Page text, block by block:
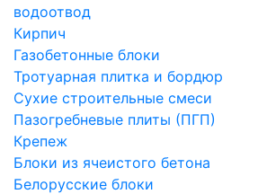
водоотвод
Кирпич
Газобетонные блоки
Тротуарная плитка и бордюр
Сухие строительные смеси
Пазогребневые плиты (ПГП)
Крепеж
Блоки из ячеистого бетона
Белорусские блоки